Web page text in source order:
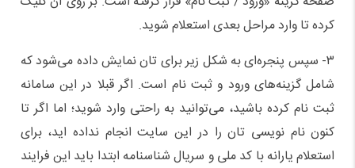
کرده تا وارد مراحل بعدی استعلام شوید.
۳- سپس پنجره‌ای به شکل زیر برای تان نمایش داده می‌شود که
شامل گزینه‌های ورود و ثبت نام است. اگر قبلا در این سامانه
ثبت نام کرده باشید، می‌توانید به راحتی وارد شوید؛ اما اگر تا
کنون نام نویسی تان را در این سایت انجام نداده اید، برای
استعلام یارانه با کد ملی و سریال شناسنامه ابتدا باید این فرایند